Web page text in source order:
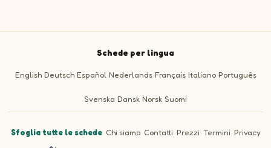
Schede per lingua
English Deutsch Español Nederlands Français Italiano Português
Svenska Dansk Norsk Suomi
Sfoglia tutte le schede · Chi siamo · Contatti ·Prezzi ·Termini ·Privacy